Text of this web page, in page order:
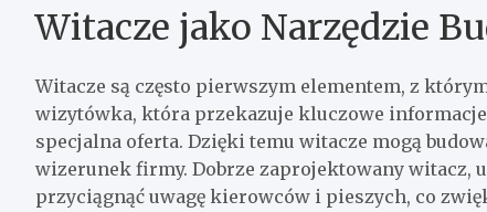
Witacze jako Narzędzie
Witacze są często pierwszym elementem, z
wizytówka, która przekazuje kluczowe
specjalna oferta. Dzięki temu witacze mogą
wizerunek firmy. Dobrze zaprojektowany
przyciągnąć uwagę kierowców i pieszych, co